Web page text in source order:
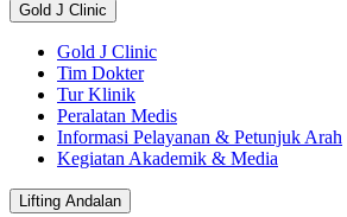
Gold J Clinic
Gold J Clinic
Tim Dokter
Tur Klinik
Peralatan Medis
Informasi Pelayanan & Petunjuk Arah
Kegiatan Akademik & Media
Lifting Andalan